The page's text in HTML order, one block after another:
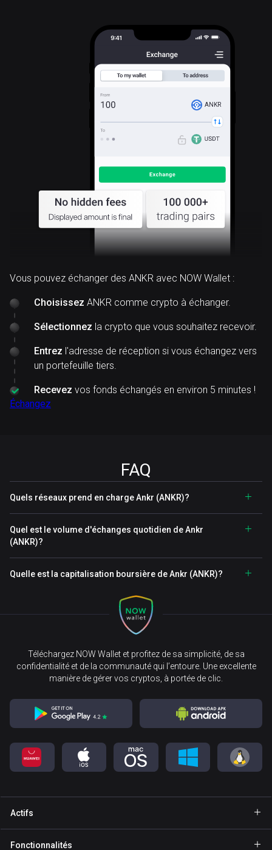
ANKR
Vous pouvez échanger des ANKR avec NOW Wallet :
Choisissez ANKR comme crypto à échanger.
Sélectionnez la crypto que vous souhaitez recevoir.
Entrez l'adresse de réception si vous échangez vers
un portefeuille tiers.
Recevez vos fonds échangés en environ 5 minutes !
Échangez
FAQ
Quels réseaux prend en charge Ankr (ANKR)?
Quel est le volume d'échanges quotidien de Ankr
(ANKR)?
Quelle est la capitalisation boursière de Ankr (ANKR)?
Téléchargez NOW Wallet et profitez de sa simplicité, de sa
confidentialité et de la communauté qui l’entoure. Une excellente
manière de gérer vos cryptos, à portée de clic.
Actifs
Fonctionnalités